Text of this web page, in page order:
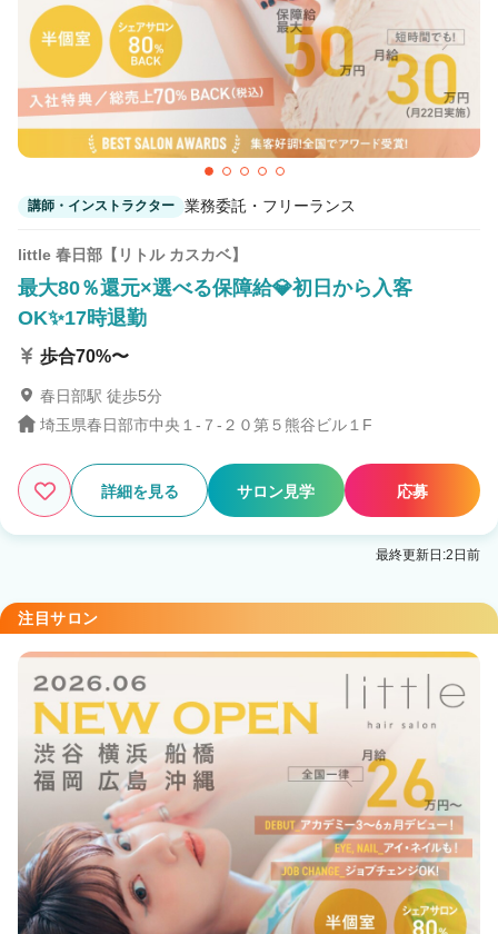
講師・インストラクター 業務委託・フリーランス
little 春日部【リトル カスカベ】
最大80％還元×選べる保障給💎初日から入客
OK✨17時退勤
歩合70%〜
春日部駅 徒歩5分
埼玉県春日部市中央１-７-２０第５熊谷ビル１F
詳細を見る サロン見学 応募
最終更新日:2日前
注目サロン